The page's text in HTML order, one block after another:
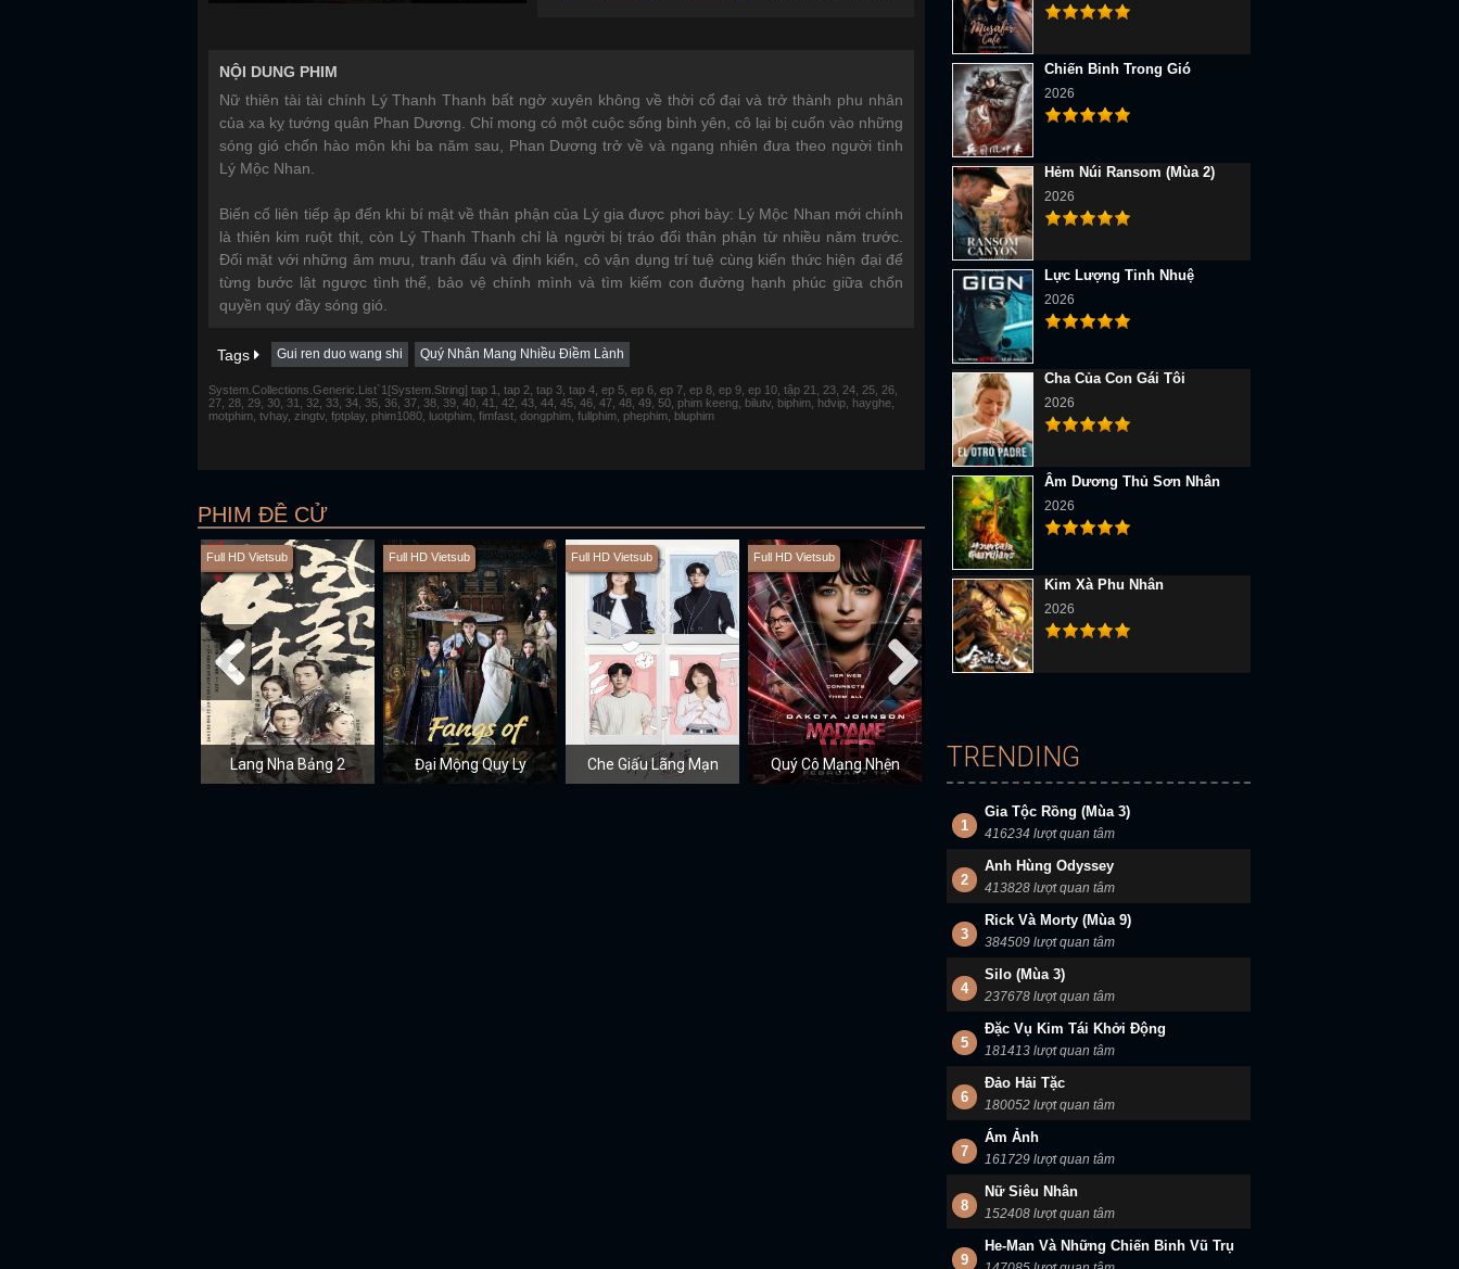
NỘI DUNG PHIM
Nữ thiên tài tài chính Lý Thanh Thanh bất ngờ xuyên không về thời cổ đại và trở thành phu nhân
của xa kỵ tướng quân Phan Dương. Chỉ mong có một cuộc sống bình yên, cô lại bị cuốn vào những
sóng gió chốn hào môn khi ba năm sau, Phan Dương trở về và ngang nhiên đưa theo người tình
Lý Mộc Nhan.
Biến cố liên tiếp ập đến khi bí mật về thân phận của Lý gia được phơi bày: Lý Mộc Nhan mới chính
là thiên kim ruột thịt, còn Lý Thanh Thanh chỉ là người bị tráo đổi thân phận từ nhiều năm trước.
Đối mặt với những âm mưu, tranh đấu và định kiến, cô vận dụng trí tuệ cùng kiến thức hiện đại để
từng bước lật ngược tình thế, bảo vệ chính mình và tìm kiếm con đường hạnh phúc giữa chốn
quyền quý đầy sóng gió.
Tags Gui ren duo wang shi Quý Nhân Mang Nhiều Điềm Lành
System.Collections.Generic.List`1[System.String] tap 1, tap 2, tap 3, tap 4, ep 5, ep 6, ep 7, ep 8, ep 9, ep 10, tập 21, 23, 24, 25, 26,
27, 28, 29, 30, 31, 32, 33, 34, 35, 36, 37, 38, 39, 40, 41, 42, 43, 44, 45, 46, 47, 48, 49, 50, phim keeng, bilutv, biphim, hdvip, hayghe,
motphim, tvhay, zingtv, fptplay, phim1080, luotphim, fimfast, dongphim, fullphim, phephim, bluphim
PHIM ĐỀ CỬ
Full HD Vietsub
Lang Nha Bảng 2
Full HD Vietsub
Đại Mộng Quy Ly
Full HD Vietsub
Che Giấu Lãng Mạn
Full HD Vietsub
Quý Cô Mạng Nhện
Full HD Vietsub
Người Nhện Hàng Xóm Thân Thiện
Chiến Binh Trong Gió
2026
Hẻm Núi Ransom (Mùa 2)
2026
Lực Lượng Tinh Nhuệ
2026
Cha Của Con Gái Tôi
2026
Âm Dương Thủ Sơn Nhân
2026
Kim Xà Phu Nhân
2026
TRENDING
1
Gia Tộc Rồng (Mùa 3)
416234 lượt quan tâm
2
Anh Hùng Odyssey
413828 lượt quan tâm
3
Rick Và Morty (Mùa 9)
384509 lượt quan tâm
4
Silo (Mùa 3)
237678 lượt quan tâm
5
Đặc Vụ Kim Tái Khởi Động
181413 lượt quan tâm
6
Đảo Hải Tặc
180052 lượt quan tâm
7
Ám Ảnh
161729 lượt quan tâm
8
Nữ Siêu Nhân
152408 lượt quan tâm
9
He-Man Và Những Chiến Binh Vũ Trụ